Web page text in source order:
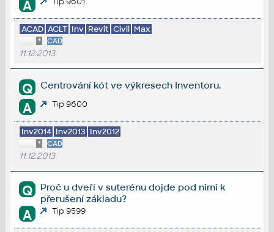
A
ACAD ACLT Inv Revit Civil Max
* CAD
11.12.2013
Q Centrování kót ve výkresech Inventoru.
A Tip 9600
Inv2014 Inv2013 Inv2012
* CAD
11.12.2013
Q
Proč u dveří v suterénu dojde pod nimi k
přerušení základu?
A Tip 9599